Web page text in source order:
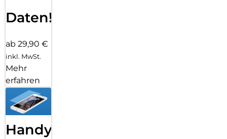
Daten!
ab 29,90 €
inkl. MwSt.
Mehr
erfahren
Handy